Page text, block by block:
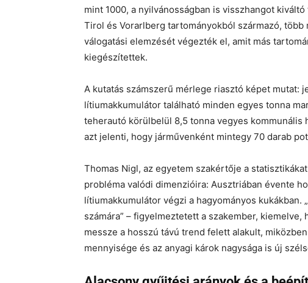
mint 1000, a nyilvánosságban is visszhangot
Tirol és Vorarlberg tartományokból származó,
válogatási elemzését végezték el, amit más
kiegészítettek.
A kutatás számszerű mérlege riasztó képet mutat:
lítiumakkumulátor található minden egyes tonna
teherautó körülbelül 8,5 tonna vegyes
azt jelenti, hogy járművenként mintegy 70 darab
Thomas Nigl, az egyetem szakértője a
probléma valódi dimenzióira: Ausztriában évente
lítiumakkumulátor végzi a hagyományos kukákban.
számára” – figyelmeztetett a szakember,
messze a hosszú távú trend felett alakult,
mennyisége és az anyagi károk nagysága is új